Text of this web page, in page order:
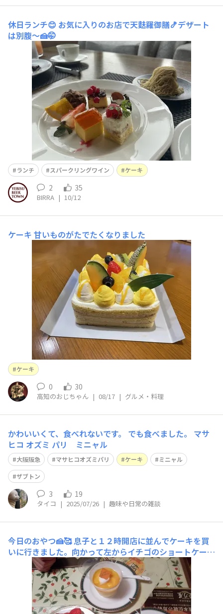
休日ランチ😊 お気に入りのお店で天麩羅御膳🍤デザート
は別腹〜🍰🤭
ランチ スパークリングワイン ケーキ
2 35
BIRRA | 10/12
ケーキ 甘いものがたでたくなりました
ケーキ
0 30
高知のおじちゃん | 08/17 | グルメ・料理
かわいいくて、食べれないです。 でも食べました。 マサ
ヒコ オズミ パリ ミニャル
大阪阪急 マサヒコオズミパリ ケーキ
ミニャル
ザブトン
3 19
タイコ | 2025/07/26 | 趣味や日常の雑談
今日のおやつ🍰🥰息子と１２時開店に並んでケーキを買
いに行きました。向かって左からイチゴのショートケー
キ、宮崎県産マンゴープリン、クレームブリュレのタルト
です。開店と同時だったので、ケーキがたくさん並んでい
ました。美味しかったです。ごちそうさま🥰💓